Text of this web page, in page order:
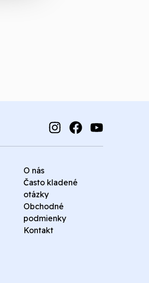
O nás
Často kladené
otázky
Obchodné
podmienky
Kontakt